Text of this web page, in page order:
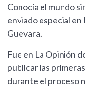
Conocía el mundo
enviado especial en
Guevara.
Fue en La Opinión
publicar las
durante el proceso